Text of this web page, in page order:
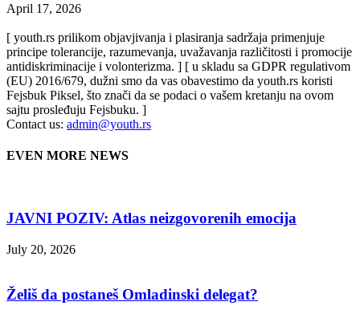
April 17, 2026
[ youth.rs prilikom objavjivanja i plasiranja sadržaja primenjuje
principe tolerancije, razumevanja, uvažavanja različitosti i promocije
antidiskriminacije i volonterizma. ] [ u skladu sa GDPR regulativom
(EU) 2016/679, dužni smo da vas obavestimo da youth.rs koristi
Fejsbuk Piksel, što znači da se podaci o vašem kretanju na ovom
sajtu prosleđuju Fejsbuku. ]
Contact us: admin@youth.rs
EVEN MORE NEWS
JAVNI POZIV: Atlas neizgovorenih emocija
July 20, 2026
Želiš da postaneš Omladinski delegat?